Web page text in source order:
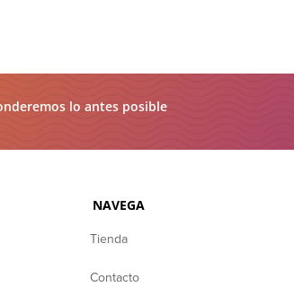
lo antes posible
NAVEGA
Tienda
Contacto